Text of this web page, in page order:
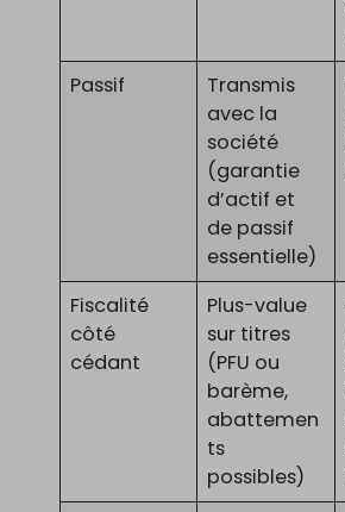
Passif
Transmis
avec la
société
(garantie
d’actif et
de passif
essentielle)
Fiscalité
côté
cédant
Plus-value
sur titres
(PFU ou
barème,
abattemen
ts
possibles)